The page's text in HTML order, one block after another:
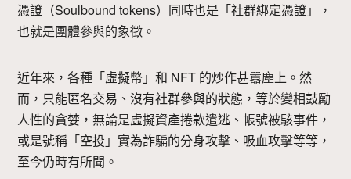
憑證（Soulbound tokens）同時也是「社群綁定憑證」，
也就是團體參與的象徵。
近年來，各種「虛擬幣」和 NFT 的炒作甚囂塵上。然
而，只能匿名交易、沒有社群參與的狀態，等於變相鼓勵
人性的貪婪，無論是虛擬資產捲款遣逃、帳號被駭事件，
或是號稱「空投」實為詐騙的分身攻擊、吸血攻擊等等，
至今仍時有所聞。